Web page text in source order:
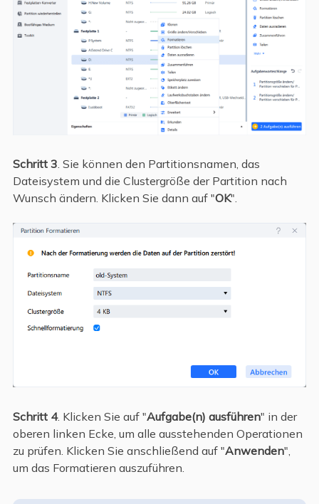
Schritt 3. Sie können den Partitionsnamen, das
Dateisystem und die Clustergröße der Partition nach
Wunsch ändern. Klicken Sie dann auf "OK".
Schritt 4. Klicken Sie auf "Aufgabe(n) ausführen" in der
oberen linken Ecke, um alle ausstehenden Operationen
zu prüfen. Klicken Sie anschließend auf "Anwenden",
um das Formatieren auszuführen.